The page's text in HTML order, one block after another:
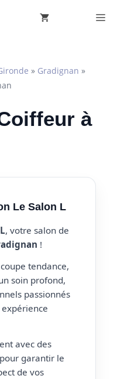
» Gradignan »
à
Le Salon L
, votre salon de
!
tendance,
soin profond,
passionnés
avec des
garantir le
de vos